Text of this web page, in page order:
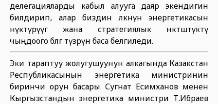
делегацияларды кабыл алууга даяр экендигин
билдирип, алар биздин өлкөнүн энергетикасын
өнүктүрүүгө жана стратегиялык өнөктөштүктү
чыңдоого өбөлгө түзөөрүн баса белгиледи.
Эки тараптуу жолугушуунун алкагында Казакстан
Республикасынын энергетика министринин
биринчи орун басары Сугнат Есимханов менен
Кыргызстандын энергетика министри Т.Ибраев